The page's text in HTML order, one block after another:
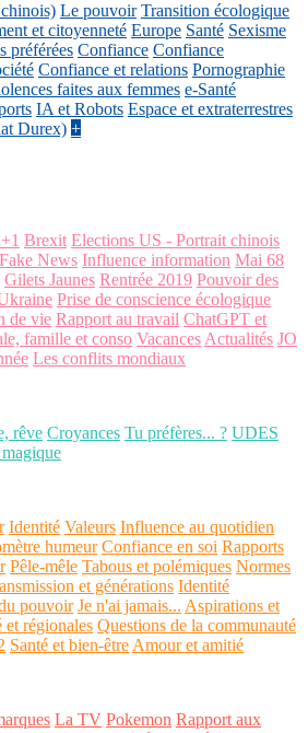
Le pouvoir Transition écologique
et citoyenneté Europe Santé Sexisme
préférées Confiance Confiance
Confiance et relations Pornographie
faites aux femmes e-Santé
IA et Robots Espace et extraterrestres
Durex) +
Brexit Elections US - Portrait chinois
Fake News Influence information Mai 68
Gilets Jaunes Rentrée 2019 Pouvoir des
Prise de conscience écologique
de vie Rapport au travail ChatGPT et
famille et conso Vacances Actualités JO
Les conflits mondiaux
rêve Croyances Tu préfères... ? UDES
Identité Valeurs Influence au quotidien
humeur Confiance en soi Rapports
Pêle-mêle Tabous et polémiques Normes
et générations Identité
pouvoir Je n'ai jamais... Aspirations et
et régionales Questions de la communauté
Santé et bien-être Amour et amitié
La TV Pokemon Rapport aux